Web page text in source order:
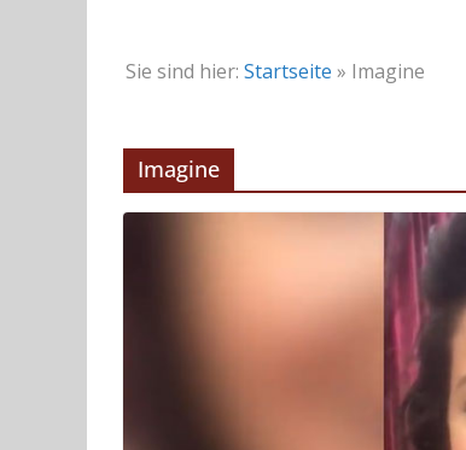
Sie sind hier: Startseite » Imagine
Imagine